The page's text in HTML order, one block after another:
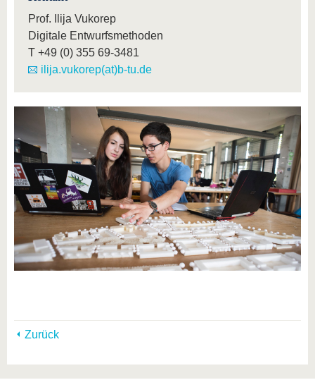
Prof. Ilija Vukorep
Digitale Entwurfsmethoden
T +49 (0) 355 69-3481
ilija.vukorep(at)b-tu.de
Zurück